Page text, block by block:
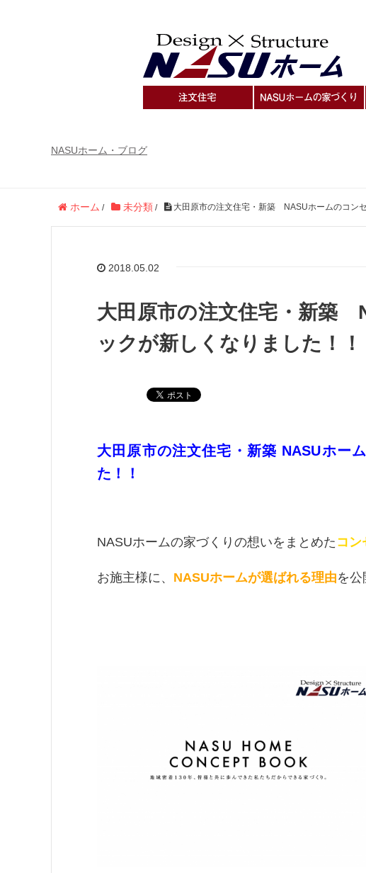
NASUホーム・ブログ
ホーム / 未分類 / 大田原市の注文住宅・新築 NASUホームのコン
2018.05.02
大田原市の注文住宅・新築
ックが新しくなりました！！
大田原市の注文住宅・新築 NASUホー
た！！
NASUホームの家づくりの想いをまとめた コン
お施主様に、 NASUホームが選ばれる理由を公